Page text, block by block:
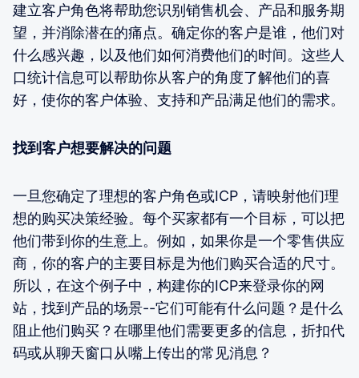
建立客户角色将帮助您识别销售机会、产品和服务期
望，并消除潜在的痛点。确定你的客户是谁，他们对
什么感兴趣，以及他们如何消费他们的时间。这些人
口统计信息可以帮助你从客户的角度了解他们的喜
好，使你的客户体验、支持和产品满足他们的需求。
找到客户想要解决的问题
一旦您确定了理想的客户角色或ICP，请映射他们理
想的购买决策经验。每个买家都有一个目标，可以把
他们带到你的生意上。例如，如果你是一个零售供应
商，你的客户的主要目标是为他们购买合适的尺寸。
所以，在这个例子中，构建你的ICP来登录你的网
站，找到产品的场景--它们可能有什么问题？是什么
阻止他们购买？在哪里他们需要更多的信息，折扣代
码或从聊天窗口从嘴上传出的常见消息？